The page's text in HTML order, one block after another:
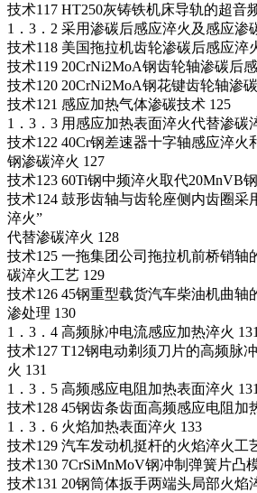
技术117 HT250灰铸铁机床导轨的超音
1．3．2 采用渗碳后感应淬火及感应渗
技术118 美国拖拉机齿轮渗碳后感应淬
技术119 20CrNi2MoA钢齿轮轴渗碳后
技术120 20CrNi2MoA钢花键齿轮轴渗
技术121 感应加热气体渗碳技术 125
1．3．3 用感应加热表面淬火代替渗碳
技术122 40Cr钢差速器十字轴感应淬火
钢渗碳淬火 127
技术123 60Ti钢中频淬火取代20MnVB
技术124 鼓形齿轴与齿轮座侧内齿圈采
淬火”
代替渗碳淬火 128
技术125 一拖集团公司拖拉机前桥销轴
碳淬火工艺 129
技术126 45钢重型载货汽车柴油机曲轴
渗处理 130
1．3．4 高频脉冲电流感应加热淬火 131
技术127 T12钢电动剃须刀片的高频脉
火 131
1．3．5 高频感应电阻加热表面淬火 131
技术128 45钢齿条齿面高频感应电阻加
1．3．6 火焰加热表面淬火 133
技术129 汽车发动机挺杆的火焰淬火工
技术130 7CrSiMnMoV钢冲制弹簧片凸
技术131 20钢筒体扳手两端头局部火焰